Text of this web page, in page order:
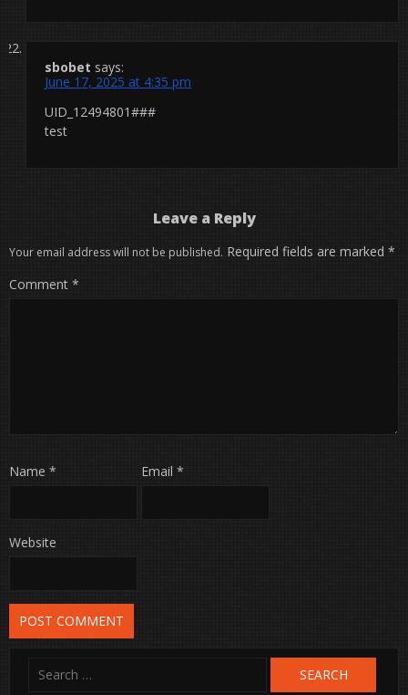
sbobet says:
June 17, 2025 at 4:35 pm
UID_12494801###
test
Leave a Reply
Your email address will not be published. Required fields are marked *
Comment *
Name * Email *
Website
for: